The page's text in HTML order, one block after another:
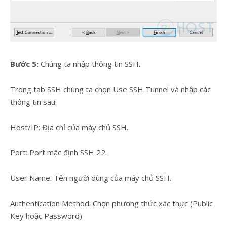
Bước 5: Chúng ta nhập thông tin SSH.
Trong tab SSH chúng ta chọn Use SSH Tunnel và nhập các
thông tin sau:
Host/IP: Địa chỉ của máy chủ SSH.
Port: Port mặc định SSH 22.
User Name: Tên người dùng của máy chủ SSH.
Authentication Method: Chọn phương thức xác thực (Public
Key hoặc Password)